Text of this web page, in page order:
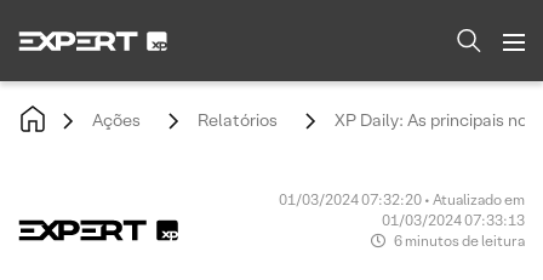
Ações Relatórios XP Daily: As principais
01/03/2024 07:32:20 • Atualizado em
01/03/2024 07:33:13
6 minutos de leitura